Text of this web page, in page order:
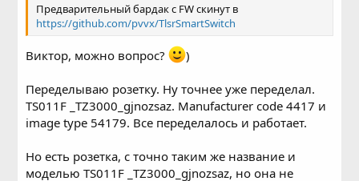
Предварительный бардак с FW скинут в
https://github.com/pvvx/TlsrSmartSwitch
Виктор, можно вопрос? )
Переделываю розетку. Ну точнее уже переделал.
TS011F _TZ3000_gjnozsaz. Manufacturer code 4417 и
image type 54179. Все переделалось и работает.
Но есть розетка, с точно таким же название и
моделью TS011F _TZ3000_gjnozsaz, но она не